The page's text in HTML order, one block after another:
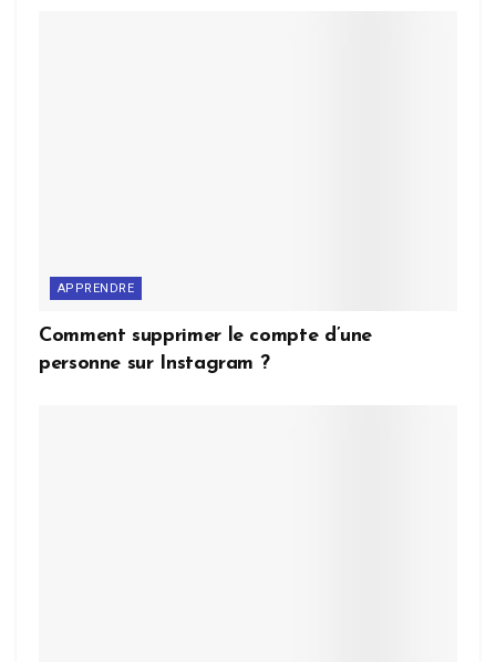
APPRENDRE
Comment supprimer le compte d’une
personne sur Instagram ?